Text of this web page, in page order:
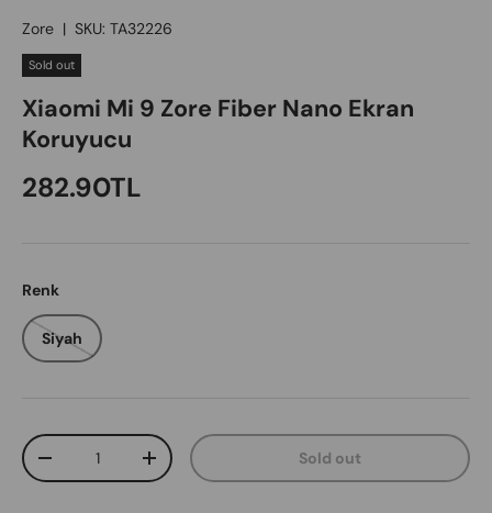
Zore | SKU: TA32226
Sold out
Xiaomi Mi 9 Zore Fiber Nano Ekran
Koruyucu
Regular price
282.90TL
Renk
Siyah
Qty
Decrease quantityIncrease quantity Sold out